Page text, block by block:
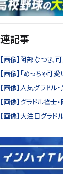
記事
【画像】阿部なつき、
【画像】「めっちゃ
【画像】人気グラドル
【画像】グラドル雀士
【画像】大注目グラド